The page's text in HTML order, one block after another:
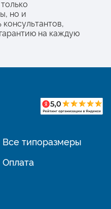
но и
на каждую
Все типоразмеры
Оплата